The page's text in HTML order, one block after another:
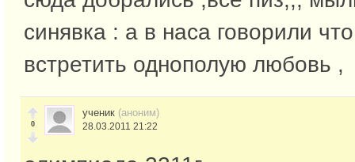
синявка : а в наса говорили
встретить однополую любовь ,
0
ученик (аноним)
28.03.2011 21:22